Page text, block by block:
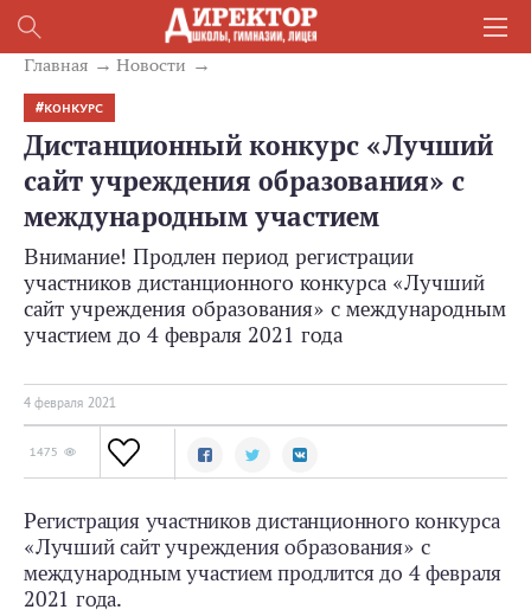
Главная Новости
КОНКУРС
Дистанционный конкурс «Лучший
сайт учреждения образования» с
международным участием
Внимание! Продлен период регистрации
участников дистанционного конкурса «Лучший
сайт учреждения образования» с международным
участием до 4 февраля 2021 года
4 февраля 2021
1475
Регистрация участников дистанционного конкурса
«Лучший сайт учреждения образования» с
международным участием продлится до 4 февраля
2021 года.